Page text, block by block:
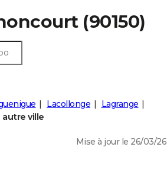
(90150)
Lacollonge
Lagrange
autre ville
Mise à jour le 26/03/26